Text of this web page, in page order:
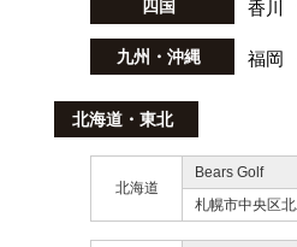
四国 香川
九州・沖縄 福岡
北海道・東北
北海道
Bears Golf
札幌市中央区